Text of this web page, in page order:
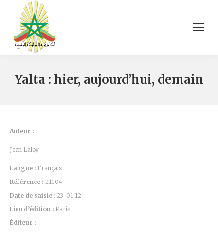
Yalta : hier, aujourd’hui, demain
Auteur :
Jean Laloy
Langue : Français
Référence : 21004
Date de saisie : 23-01-12
Lieu d’édition : Paris
Éditeur :